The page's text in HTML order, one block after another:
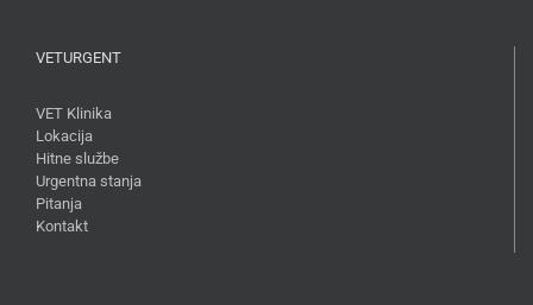
VETURGENT
VET Klinika
Lokacija
Hitne službe
Urgentna stanja
Pitanja
Kontakt